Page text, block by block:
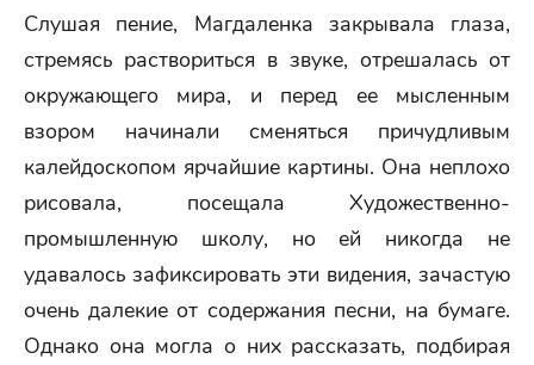
Слушая пение, Магдаленка закрывала глаза,
стремясь раствориться в звуке, отрешалась от
окружающего мира, и перед ее мысленным
взором начинали сменяться причудливым
калейдоскопом ярчайшие картины. Она неплохо
рисовала, посещала Художественно-
промышленную школу, но ей никогда не
удавалось зафиксировать эти видения, зачастую
очень далекие от содержания песни, на бумаге.
Однако она могла о них рассказать, подбирая